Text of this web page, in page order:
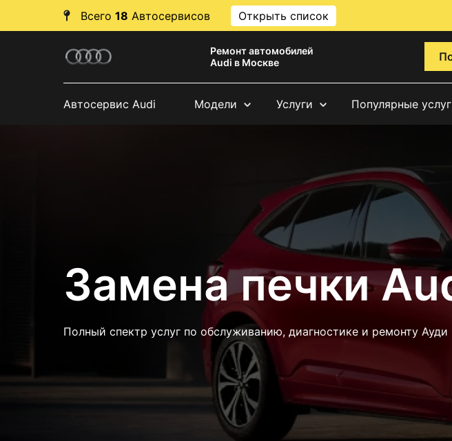
Всего 18 Автосервисов Открыть список
Ремонт автомобилей
Audi в Москве
Автосервис Audi Модели Услуги Популярные
Замена печки
Полный спектр услуг по обслуживанию, диагностике и ремонту Ауди